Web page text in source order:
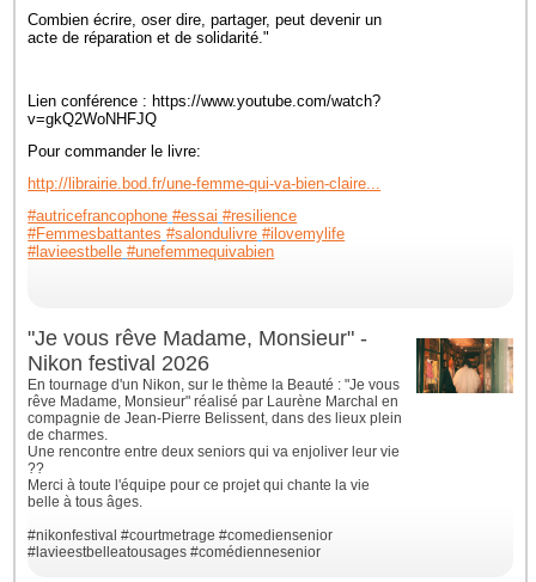
Combien écrire, oser dire, partager, peut devenir un
acte de réparation et de solidarité."
Lien conférence : https://www.youtube.com/watch?
v=gkQ2WoNHFJQ
Pour commander le livre:
http://librairie.bod.fr/une-femme-qui-va-bien-claire...
#autricefrancophone #essai #resilience
#Femmesbattantes #salondulivre #ilovemylife
#lavieestbelle #unefemmequivabien
"Je vous rêve Madame, Monsieur" -
Nikon festival 2026
En tournage d'un Nikon, sur le thème la Beauté : "Je vous
rêve Madame, Monsieur" réalisé par Laurène Marchal en
compagnie de Jean-Pierre Belissent, dans des lieux plein
de charmes.
Une rencontre entre deux seniors qui va enjoliver leur vie
??
Merci à toute l'équipe pour ce projet qui chante la vie
belle à tous âges.
#nikonfestival #courtmetrage #comediensenior
#lavieestbelleatousages #comédiennesenior